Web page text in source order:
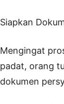
Siapkan
Mengingat
padat, orang
dokumen